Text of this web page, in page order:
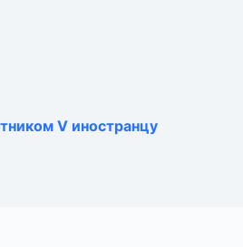
V иностранцу